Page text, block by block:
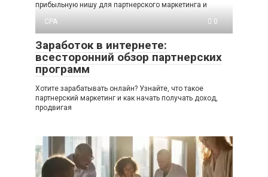
прибыльную нишу для партнерского маркетинга и
CPA
0
Заработок в интернете:
всесторонний обзор партнерских
программ
Хотите зарабатывать онлайн? Узнайте, что такое
партнерский маркетинг и как начать получать доход,
продвигая